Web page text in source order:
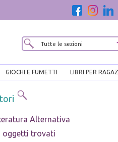
GIOCHI E FUMETTI LIBRI PER
Alternativa
oggetti trovati